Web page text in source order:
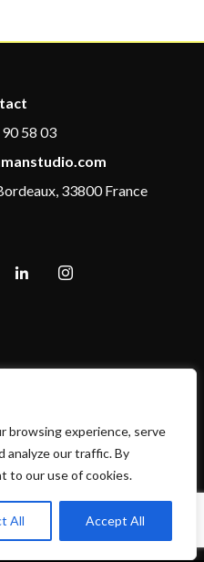
browsing experience, serve
analyze our traffic. By
to our use of cookies.
All Accept All
58 03
33800 France
CGV